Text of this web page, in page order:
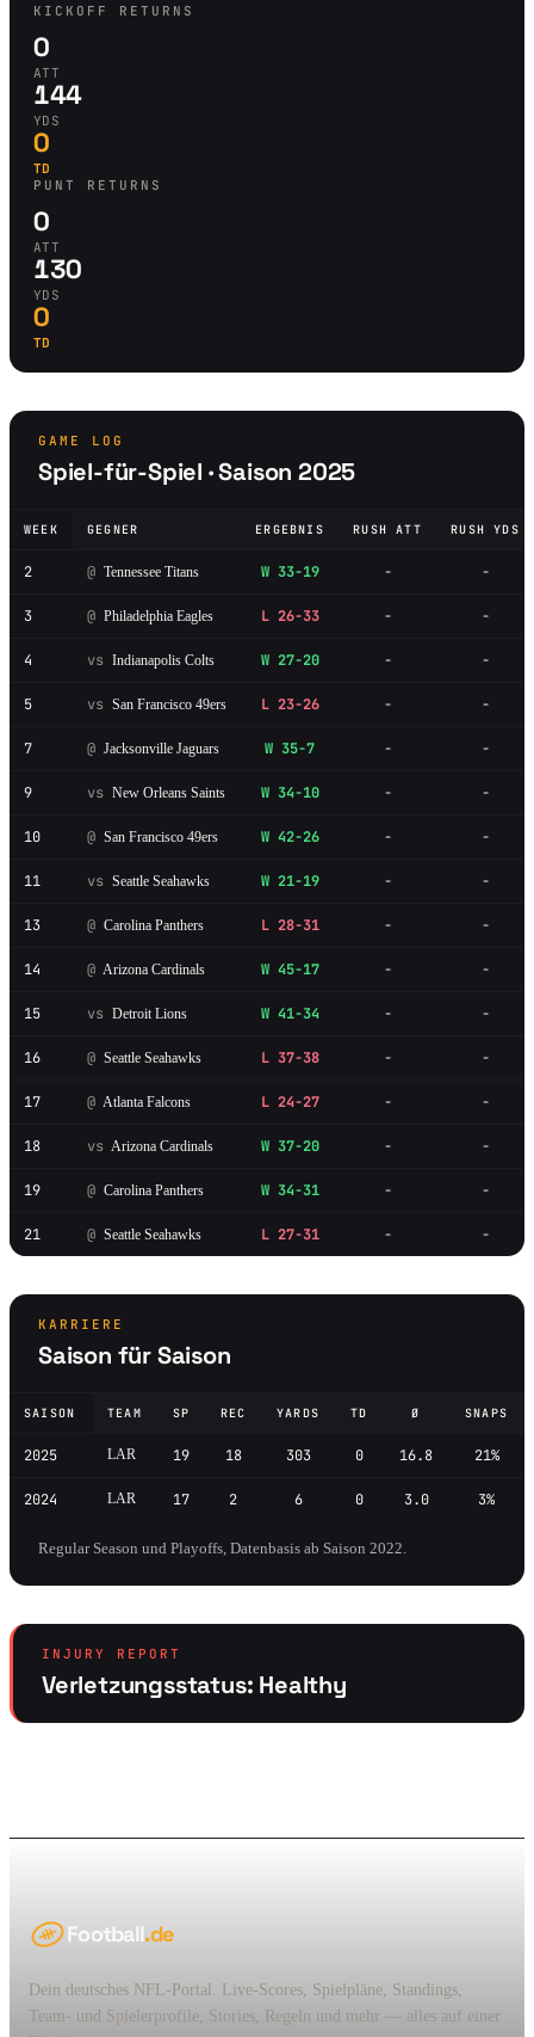
KICKOFF RETURNS
0
ATT
144
YDS
0
TD
PUNT RETURNS
0
ATT
130
YDS
0
TD
GAME LOG
Spiel-für-Spiel · Saison 2025
WEEK GEGNER ERGEBNIS RUSH ATT RUSH YDS
2 @ Tennessee Titans W 33-19 - -
3 @ Philadelphia Eagles L 26-33 - -
4 vs Indianapolis Colts W 27-20 - -
5 vs San Francisco 49ers L 23-26 - -
7 @ Jacksonville Jaguars W 35-7 - -
9 vs New Orleans Saints W 34-10 - -
10 @ San Francisco 49ers W 42-26 - -
11 vs Seattle Seahawks W 21-19 - -
13 @ Carolina Panthers L 28-31 - -
14 @ Arizona Cardinals W 45-17 - -
15 vs Detroit Lions W 41-34 - -
16 @ Seattle Seahawks L 37-38 - -
17 @ Atlanta Falcons L 24-27 - -
18 vs Arizona Cardinals W 37-20 - -
19 @ Carolina Panthers W 34-31 - -
21 @ Seattle Seahawks L 27-31 - -
KARRIERE
Saison für Saison
SAISON TEAM SP REC YARDS TD Ø SNAPS
2025 LAR 19 18 303 0 16.8 21%
2024 LAR 17 2 6 0 3.0 3%
Regular Season und Playoffs, Datenbasis ab Saison 2022.
INJURY REPORT
Verletzungsstatus: Healthy
Football.de
Dein deutsches NFL-Portal. Live-Scores, Spielpläne, Standings,
Team- und Spielerprofile, Stories, Regeln und mehr — alles auf einer